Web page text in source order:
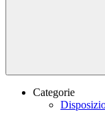
Categorie